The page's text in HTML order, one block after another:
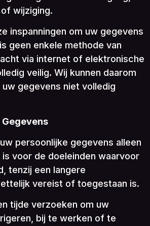
wijziging.
inspanningen om uw gegevens
geen enkele methode van
via internet of elektronische
veilig. Wij kunnen daarom
uw gegevens niet volledig
persoonlijke gegevens alleen
is voor de doeleinden waarvoor
tenzij een langere
vereist of toegestaan is.
tijde verzoeken om uw
bij te werken of te